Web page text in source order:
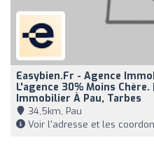
Easybien.fr - Agence
L'agence 30% Moins
Immobilier À Pau, Tarbes
34,5km, Pau
Voir l'adresse et les